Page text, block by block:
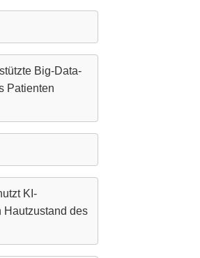
Big-Data-
Patienten
KI-
Hautzustand des